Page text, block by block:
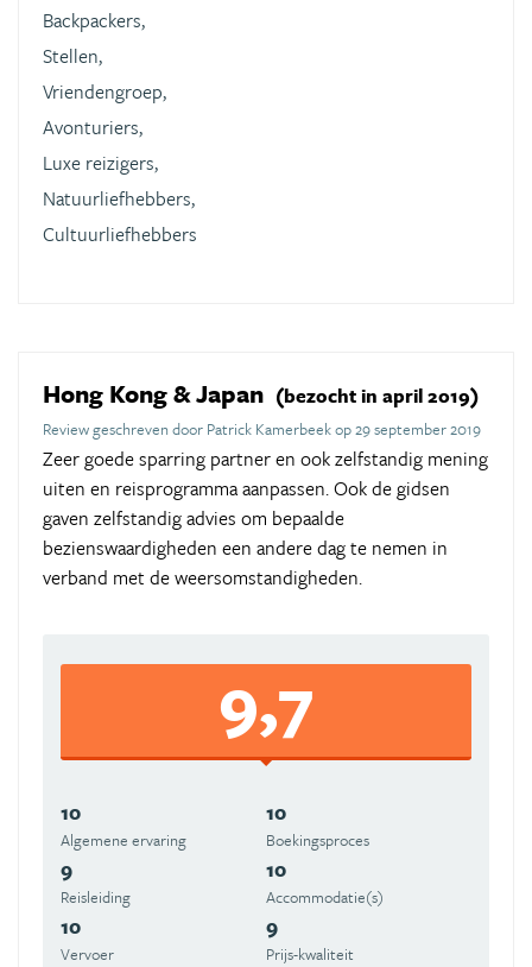
Backpackers,
Stellen,
Vriendengroep,
Avonturiers,
Luxe reizigers,
Natuurliefhebbers,
Cultuurliefhebbers
Hong Kong & Japan (bezocht in april 2019)
Review geschreven door Patrick Kamerbeek op 29 september 2019
Zeer goede sparring partner en ook zelfstandig mening
uiten en reisprogramma aanpassen. Ook de gidsen
gaven zelfstandig advies om bepaalde
bezienswaardigheden een andere dag te nemen in
verband met de weersomstandigheden.
9,7
10
Algemene ervaring
10
Boekingsproces
9
Reisleiding
10
Accommodatie(s)
10
Vervoer
9
Prijs-kwaliteit